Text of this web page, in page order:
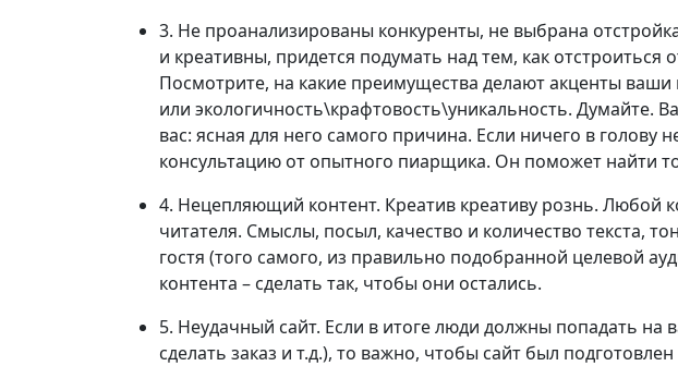
3. Не проанализированы конкуренты, не выбрана
и креативны, придется подумать над тем, как
Посмотрите, на какие преимущества делают акценты
или экологичность\крафтовость\уникальность. Думайте.
вас: ясная для него самого причина. Если ничего в голову
консультацию от опытного пиарщика. Он поможет найти
4. Нецепляющий контент. Креатив креативу рознь.
читателя. Смыслы, посыл, качество и количество текста,
гостя (того самого, из правильно подобранной целевой
контента – сделать так, чтобы они остались.
5. Неудачный сайт. Если в итоге люди должны попадать на
сделать заказ и т.д.), то важно, чтобы сайт был